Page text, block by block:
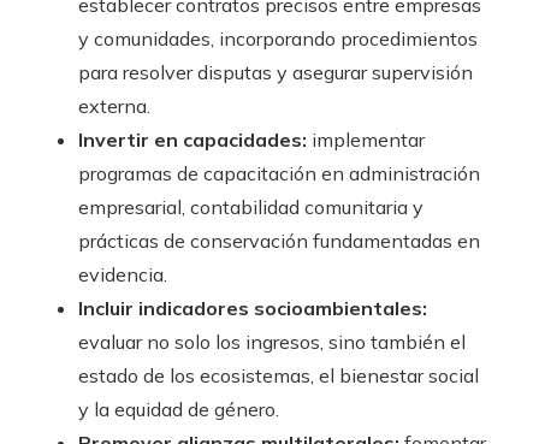
establecer contratos precisos entre empresas
y comunidades, incorporando procedimientos
para resolver disputas y asegurar supervisión
externa.
Invertir en capacidades: implementar
programas de capacitación en administración
empresarial, contabilidad comunitaria y
prácticas de conservación fundamentadas en
evidencia.
Incluir indicadores socioambientales:
evaluar no solo los ingresos, sino también el
estado de los ecosistemas, el bienestar social
y la equidad de género.